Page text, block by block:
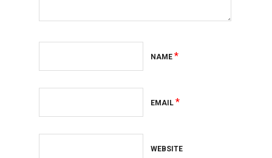
NAME *
EMAIL *
WEBSITE